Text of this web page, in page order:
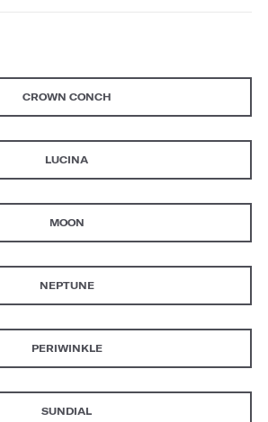
CROWN CONCH
LUCINA
MOON
NEPTUNE
PERIWINKLE
SUNDIAL